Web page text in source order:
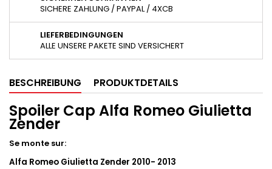
SICHERE ZAHLUNG / PAYPAL / 4XCB
LIEFERBEDINGUNGEN
ALLE UNSERE PAKETE SIND VERSICHERT
BESCHREIBUNG PRODUKTDETAILS
Spoiler Cap Alfa Romeo Giulietta
Zender
Se monte sur:
Alfa Romeo Giulietta Zender 2010- 2013